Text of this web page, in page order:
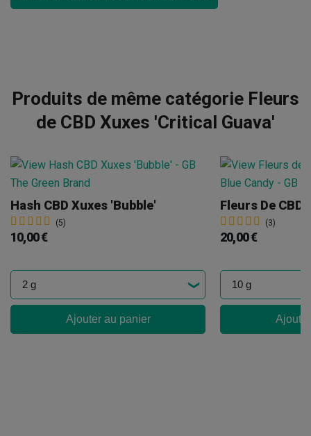
Produits de même catégorie Fleurs
de CBD Xuxes 'Critical Guava'
Hash CBD Xuxes 'Bubble'
(5)
10,00 €
Ajouter au panier
(3)
20,00 €